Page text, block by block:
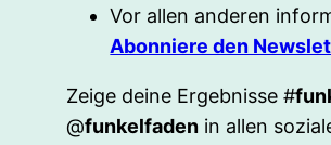
Vor allen anderen
Abonniere den
Zeige deine Ergebnisse #
@funkelfaden in allen